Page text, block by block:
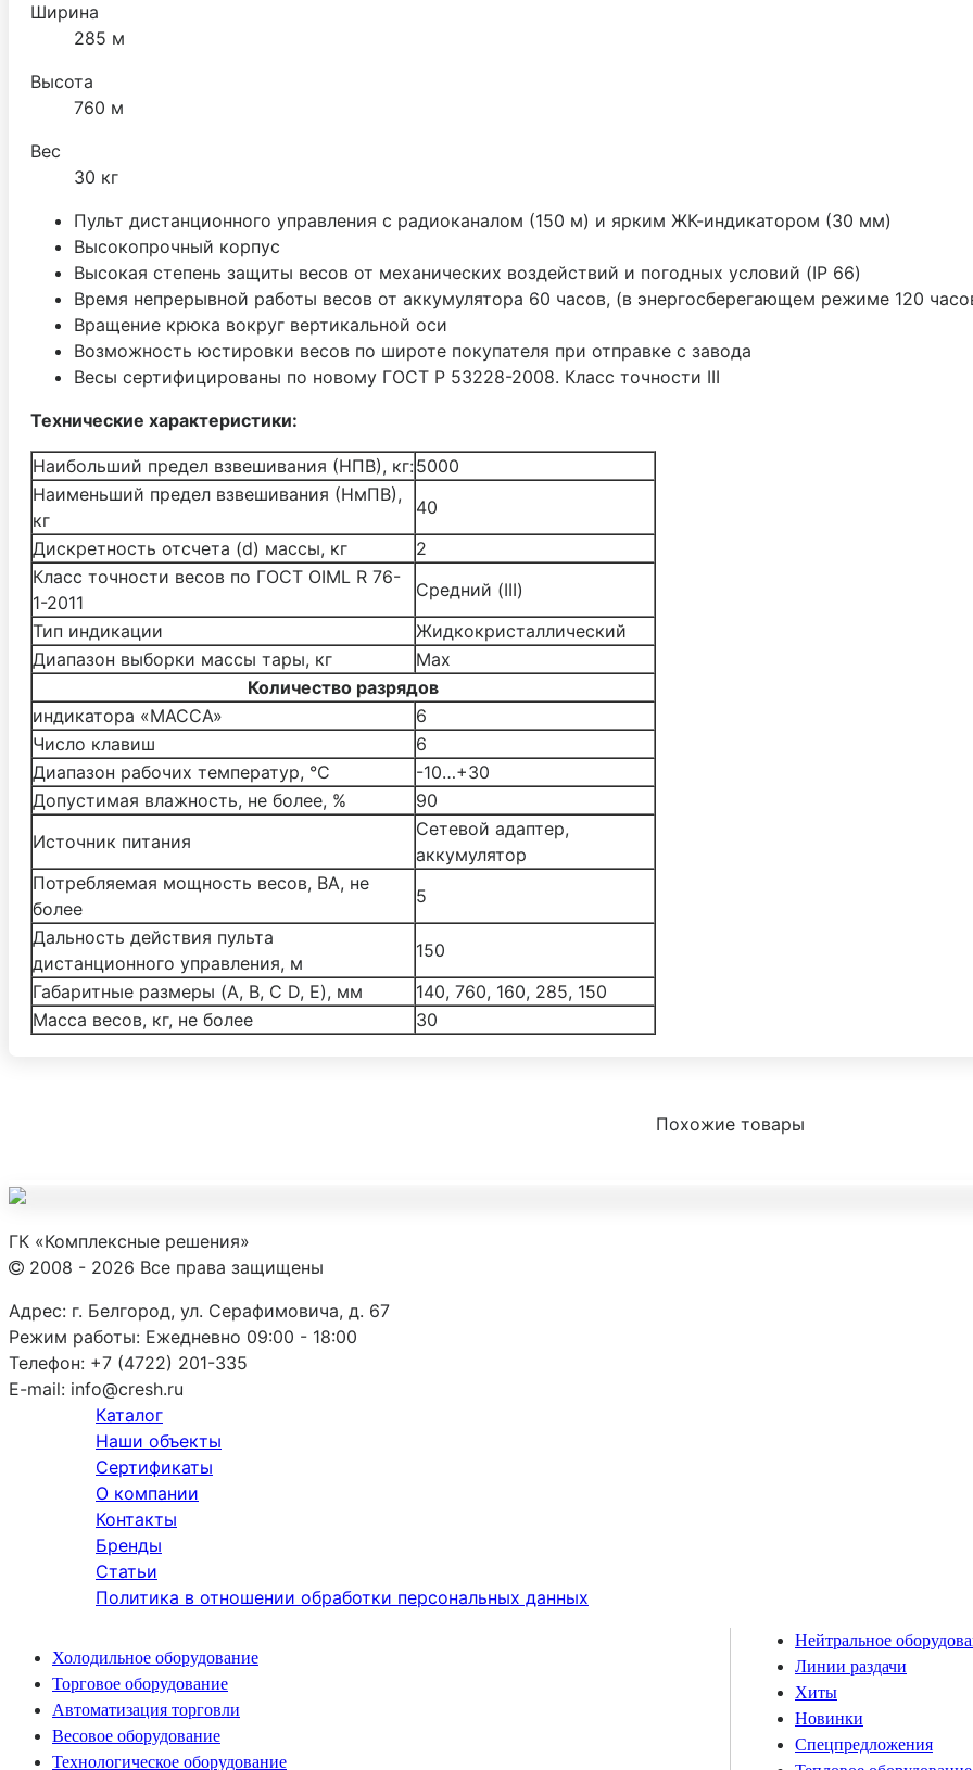
Ширина
285 м
Высота
760 м
Вес
30 кг
Пульт дистанционного управления с радиоканалом (150 м) и ярким ЖК-индикатором (30 мм)
Высокопрочный корпус
Высокая степень защиты весов от механических воздействий и погодных условий (IP 66)
Время непрерывной работы весов от аккумулятора 60 часов, (в энергосберегающем режиме 120
Вращение крюка вокруг вертикальной оси
Возможность юстировки весов по широте покупателя при отправке с завода
Весы сертифицированы по новому ГОСТ P 53228-2008. Класс точности III
Технические характеристики:
Наибольший предел взвешивания (НПВ), кг:5000
Наименьший предел взвешивания (НмПВ),
кг
40
Дискретность отсчета (d) массы, кг
2
Класс точности весов по ГОСТ OIML R 76-
1-2011
Средний (III)
Тип индикации
Жидкокристаллический
Диапазон выборки массы тары, кг
Мах
Количество разрядов
индикатора «МАССА»
6
Число клавиш
6
Диапазон рабочих температур, °С
-10…+30
Допустимая влажность, не более, %
90
Источник питания
Cетевой адаптер,
аккумулятор
Потребляемая мощность весов, ВА, не
более
5
Дальность действия пульта
дистанционного управления, м
150
Габаритные размеры (A, B, C D, E), мм
140, 760, 160, 285, 150
Масса весов, кг, не более
30
Похожие товары
ГК «Комплексные решения»
2008 - 2026 Все права защищены
Адрес: г. Белгород, ул. Серафимовича, д. 67
Режим работы: Ежедневно 09:00 - 18:00
Телефон: +7 (4722) 201-335
E-mail: info@cresh.ru
Каталог
Наши объекты
Сертификаты
О компании
Контакты
Бренды
Статьи
Политика в отношении обработки персональных данных
Холодильное оборудование
Торговое оборудование
Автоматизация торговли
Весовое оборудование
Технологическое оборудование
Нейтральное
Линии раздачи
Хиты
Новинки
Спецпредложения